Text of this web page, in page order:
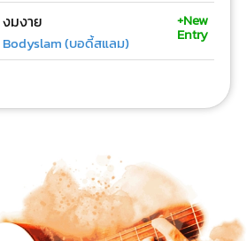
งมงาย
Bodyslam (บอดี้สแลม)
+New
Entry